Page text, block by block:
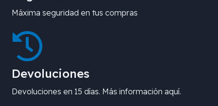
Máxima seguridad en tus compras
Devoluciones
Devoluciones en 15 días. Más información aquí.